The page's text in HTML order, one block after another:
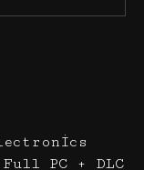
PC + DLC